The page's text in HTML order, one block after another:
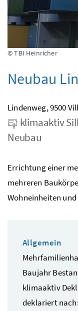
© TBI Heinricher
Neubau
Lindenweg, 9500
klimaaktiv
Neubau
Errichtung einer
mehreren
Wohneinheiten
Allgemein
Baujahr
klimaaktiv
deklariert